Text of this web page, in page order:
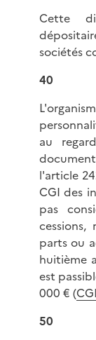
Cette
sociétés
40
au
l'article
CGI des
pas
parts ou
huitième
est
000 € (
50